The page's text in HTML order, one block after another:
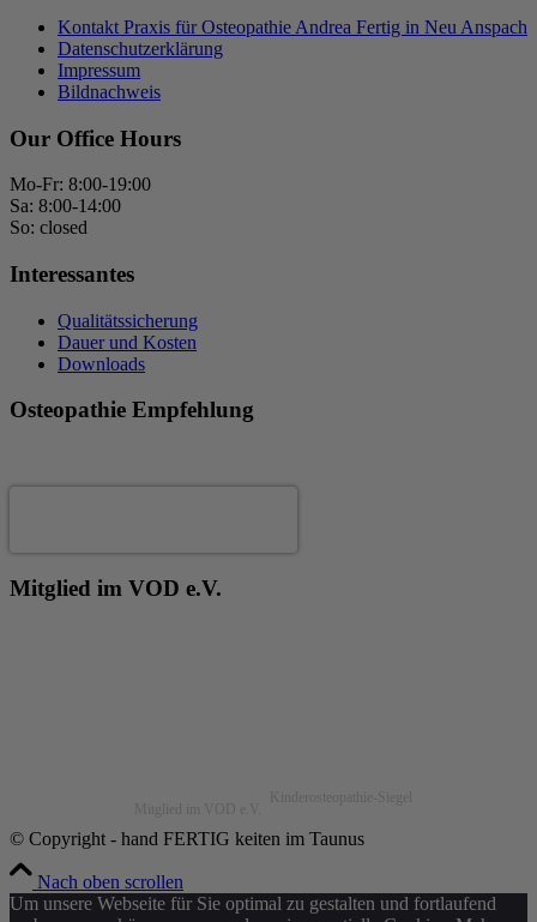
Kontakt Praxis für Osteopathie Andrea Fertig in Neu Anspach
Datenschutzerklärung
Impressum
Bildnachweis
Our Office Hours
Mo-Fr: 8:00-19:00
Sa: 8:00-14:00
So: closed
Interessantes
Qualitätssicherung
Dauer und Kosten
Downloads
Osteopathie Empfehlung
Mitglied im VOD e.V.
© Copyright - hand FERTIG keiten im Taunus
Nach oben scrollen
Um unsere Webseite für Sie optimal zu gestalten und fortlaufend